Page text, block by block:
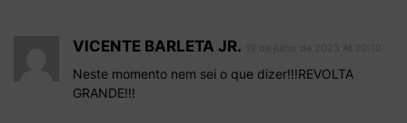
VICENTE BARLETA JR.
Neste momento nem sei o que dizer!!!REVOLTA
GRANDE!!!